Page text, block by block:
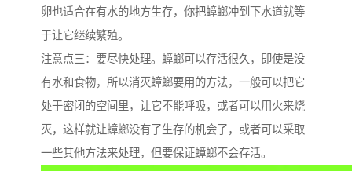
卵也适合在有水的地方生存，你把蟑螂冲到下水道就等
于让它继续繁殖。
注意点三：要尽快处理。蟑螂可以存活很久，即使是没
有水和食物，所以消灭蟑螂要用的方法，一般可以把它
处于密闭的空间里，让它不能呼吸，或者可以用火来烧
灭，这样就让蟑螂没有了生存的机会了，或者可以采取
一些其他方法来处理，但要保证蟑螂不会存活。